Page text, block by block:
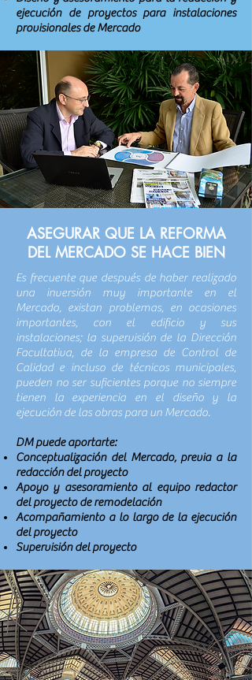
ejecución de proyectos para instalaciones
provisionales de Mercado
ASEGURAR QUE LA REFORMA
DEL MERCADO SE HACE BIEN
Es frecuente que después de haber realizado
una inversión muy importante en el
Mercado, existan problemas, en ocasiones
importantes, con el edificio y sus
instalaciones; la supervisión de la Dirección
Facultativa, de la empresa de Control de
Calidad e incluso de técnicos municipales,
pueden no ser suficientes porque no siempre
tienen la experiencia en el diseño y la
ejecución de las obras para un Mercado.
DM puede aportarte:
Conceptualización del Mercado, previa a la
redacción del proyecto
Apoyo y asesoramiento al equipo redactor
del proyecto de remodelación
Acompañamiento a lo largo de la ejecución
del proyecto
Supervisión del proyecto